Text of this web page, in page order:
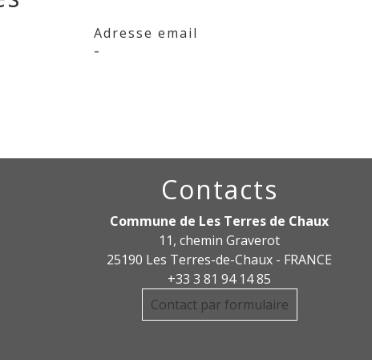
Adresse email
-
Contacts
Commune de Les Terres de Chaux
11, chemin Graverot
25190 Les Terres-de-Chaux - FRANCE
+33 3 81 94 14 85
Contact par formulaire